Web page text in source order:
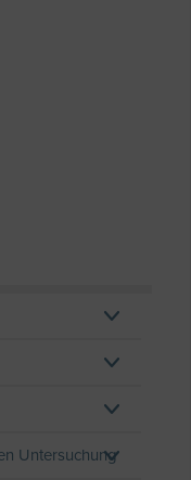
Untersuchung